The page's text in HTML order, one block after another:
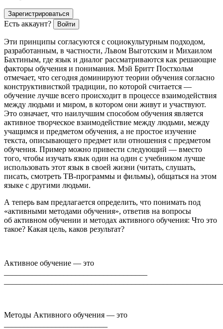
Зарегистрироваться
Есть аккаунт? Войти
Эти принципы согласуются с социокультурным подходом,
разработанным, в частности, Львом Выготским и Михаилом
Бахтиным, где язык и диалог рассматриваются как решающие
факторы обучения и понимания. Мэй Бритт Постхольм
отмечает, что сегодня доминируют теории обучения согласно
конструктивисткой традиции, по которой считается —
обучение лучше всего происходит в процессе взаимодействия
между людьми и миром, в котором они живут и участвуют.
Это означает, что наилучшим способом обучения является
активное творческое взаимодействие между людьми, между
учащимся и предметом обучения, а не простое изучение
текста, описывающего предмет или отношения с предметом
обучения. Пример можно привести следующий — вместо
того, чтобы изучать язык один на один с учебником лучше
использовать этот язык в своей жизни (читать, слушать,
писать, смотреть ТВ-программы и фильмы), общаться на этом
языке с другими людьми.
А теперь вам предлагается определить, что понимать под
«активными методами обучения», ответив на вопросы
об активном обучении и методах активного обучения: Что это
такое? Какая цель, каков результат?
Активное обучение — это
Методы Активного обучения — это